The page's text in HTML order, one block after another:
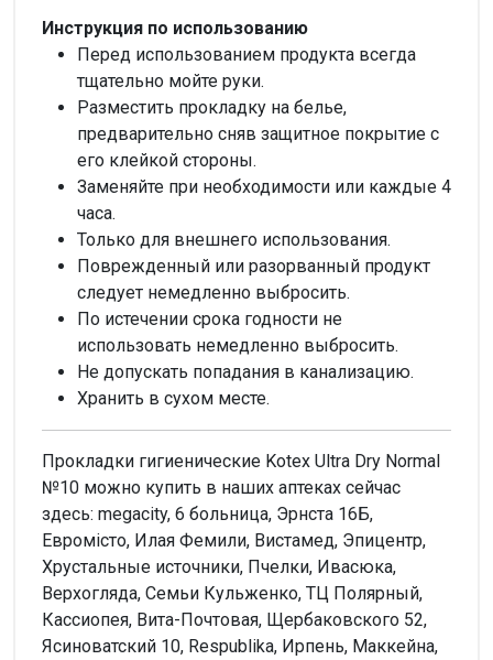
Инструкция по использованию
Перед использованием продукта всегда
тщательно мойте руки.
Разместить прокладку на белье,
предварительно сняв защитное покрытие с
его клейкой стороны.
Заменяйте при необходимости или каждые 4
часа.
Только для внешнего использования.
Поврежденный или разорванный продукт
следует немедленно выбросить.
По истечении срока годности не
использовать немедленно выбросить.
Не допускать попадания в канализацию.
Хранить в сухом месте.
Прокладки гигиенические Kotex Ultra Dry Normal
№10 можно купить в наших аптеках сейчас
здесь: megacity, 6 больница, Эрнста 16Б,
Евромісто, Илая Фемили, Вистамед, Эпицентр,
Хрустальные источники, Пчелки, Ивасюка,
Верхогляда, Семьи Кульженко, ТЦ Полярный,
Кассиопея, Вита-Почтовая, Щербаковского 52,
Ясиноватский 10, Respublika, Ирпень, Маккейна,